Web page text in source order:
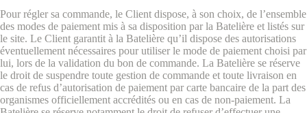
Pour régler sa commande, le Client dispose, à son choix, de l’ensemble
des modes de paiement mis à sa disposition par la Batelière et listés sur
le site. Le Client garantit à la Batelière qu’il dispose des autorisations
éventuellement nécessaires pour utiliser le mode de paiement choisi par
lui, lors de la validation du bon de commande. La Batelière se réserve
le droit de suspendre toute gestion de commande et toute livraison en
cas de refus d’autorisation de paiement par carte bancaire de la part des
organismes officiellement accrédités ou en cas de non-paiement. La